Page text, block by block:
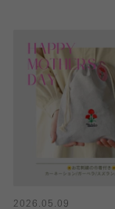
2026.05.09